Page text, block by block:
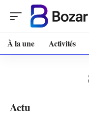
À la une Activités
Actu